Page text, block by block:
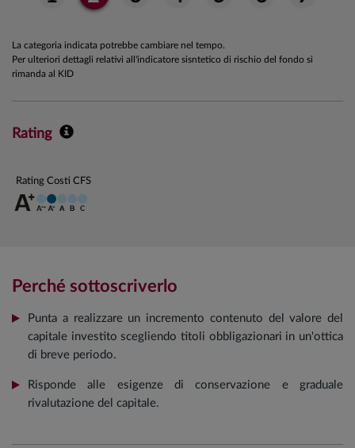
La categoria indicata potrebbe cambiare nel tempo.
Per ulteriori dettagli relativi all'indicatore sisntetico di rischio del fondo si
rimanda al KID
Rating
Rating Costi CFS
Perché sottoscriverlo
Punta a realizzare un incremento contenuto del valore del
capitale investito scegliendo titoli obbligazionari in un'ottica
di breve periodo.
Risponde alle esigenze di conservazione e graduale
rivalutazione del capitale.